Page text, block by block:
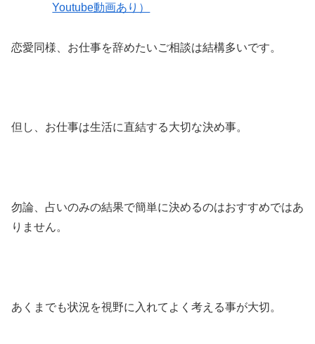
Youtube動画あり）
恋愛同様、お仕事を辞めたいご相談は結構多いです。
但し、お仕事は生活に直結する大切な決め事。
勿論、占いのみの結果で簡単に決めるのはおすすめではあ
りません。
あくまでも状況を視野に入れてよく考える事が大切。